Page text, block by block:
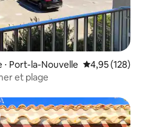
Port-la-Nouvelle Évaluation
4,95 (128)
et plage